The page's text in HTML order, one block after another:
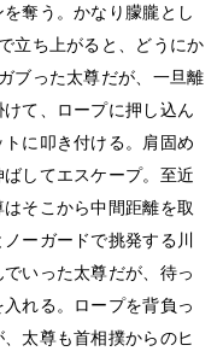
奪う。かなり朦朧とし
立ち上がると、どうにか
ブった太尊だが、一旦離
て、ロープに押し込ん
に叩き付ける。肩固め
してエスケープ。至近
そこから中間距離を取
ーガードで挑発する川
いった太尊だが、待っ
れる。ロープを背負っ
太尊も首相撲からのヒ